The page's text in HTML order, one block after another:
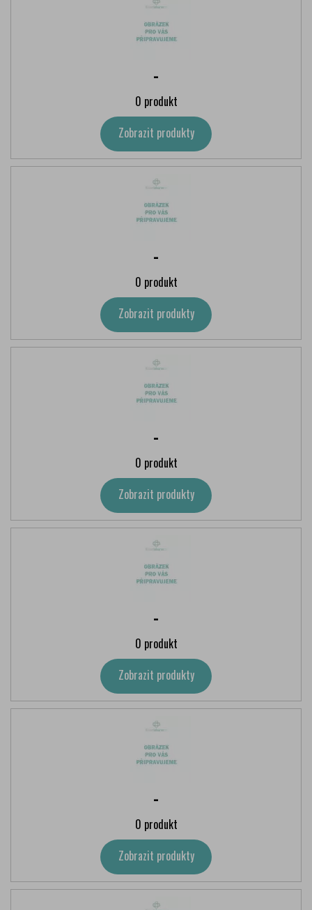
-
0 produkt
Zobrazit produkty
-
0 produkt
Zobrazit produkty
-
0 produkt
Zobrazit produkty
-
0 produkt
Zobrazit produkty
-
0 produkt
Zobrazit produkty